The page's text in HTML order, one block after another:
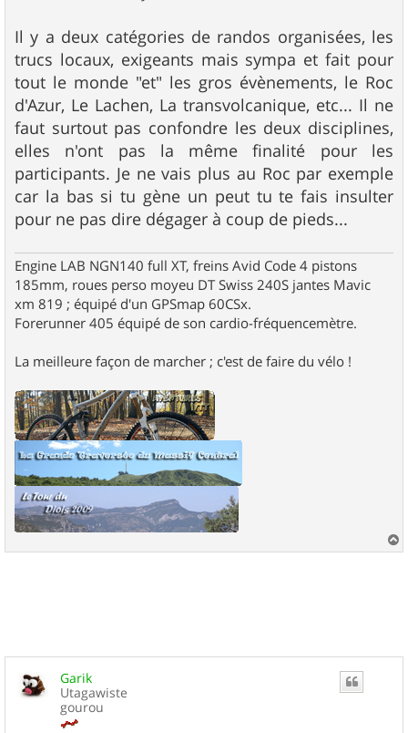
Il y a deux catégories de randos organisées, les
trucs locaux, exigeants mais sympa et fait pour
tout le monde "et" les gros évènements, le Roc
d'Azur, Le Lachen, La transvolcanique, etc... Il ne
faut surtout pas confondre les deux disciplines,
elles n'ont pas la même finalité pour les
participants. Je ne vais plus au Roc par exemple
car la bas si tu gène un peut tu te fais insulter
pour ne pas dire dégager à coup de pieds...
Engine LAB NGN140 full XT, freins Avid Code 4 pistons
185mm, roues perso moyeu DT Swiss 240S jantes Mavic
xm 819 ; équipé d'un GPSmap 60CSx.
Forerunner 405 équipé de son cardio-fréquencemètre.
La meilleure façon de marcher ; c'est de faire du vélo !
a
Garik
Utagawiste
gourou